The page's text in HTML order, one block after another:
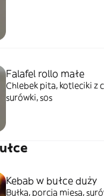
Falafel rollo małe
Chlebek pita, kotleciki z
surówki, sos
Kebab w bułce duży
Bułka, porcja mięsa,